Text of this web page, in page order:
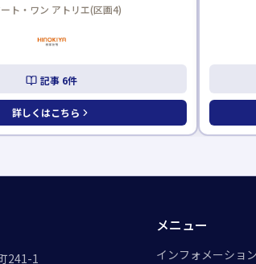
家族求家(区画3)
記事 3件
詳しくはこちら
241-1
メニュー
インフォメーション